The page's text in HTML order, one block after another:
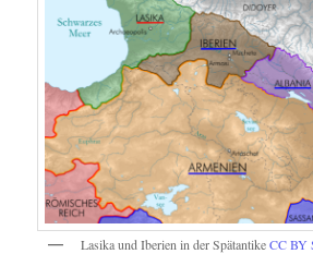
Lasika und Iberien in der SpätantikeCC BY